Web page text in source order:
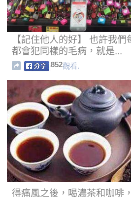
【記住他人的好】 也許我們
都會犯同樣的毛病，就是...
852觀看.
得痛風之後，喝濃茶和咖啡